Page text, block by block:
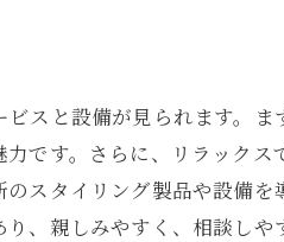
ーザーの声を参考にするメリ
もとにした美容室訪問の準備
室で個性を引き出すプロのス
スと設備が見られます。
です。さらに、リラックス
スタイリング製品や設備
、親しみやすく、相談し